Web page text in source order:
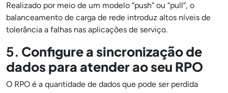
Realizado por meio de um modelo “push” ou “pull”, o
balanceamento de carga de rede introduz altos níveis de
tolerância a falhas nas aplicações de serviço.
5. Configure a sincronização de
dados para atender ao seu RPO
O RPO é a quantidade de dados que pode ser perdida